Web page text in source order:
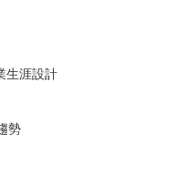
生涯設計
勢